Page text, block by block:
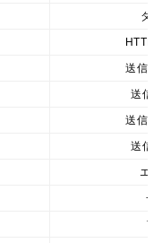
ダ
HTTP
送信デ
送信
送信デ
送信
エ
一
フ